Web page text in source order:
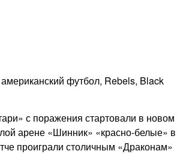
с поражения стартовали в новом
арене «Шинник» «красно-белые» в
проиграли столичным «Драконам»